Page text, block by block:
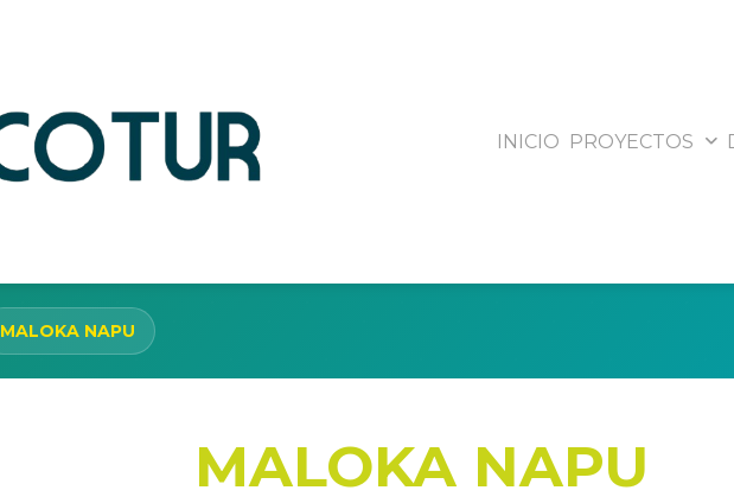
INICIO PROYECTOS
MALOKA NAPU
MALOKA NAPU